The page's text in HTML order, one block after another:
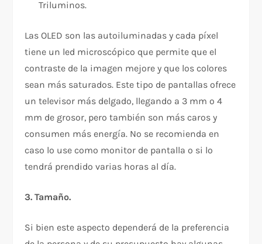
Triluminos.
Las OLED son las autoiluminadas y cada píxel
tiene un led microscópico que permite que el
contraste de la imagen mejore y que los colores
sean más saturados. Este tipo de pantallas ofrece
un televisor más delgado, llegando a 3 mm o 4
mm de grosor, pero también son más caros y
consumen más energía. No se recomienda en
caso lo use como monitor de pantalla o si lo
tendrá prendido varias horas al día.
3. Tamaño.
Si bien este aspecto dependerá de la preferencia